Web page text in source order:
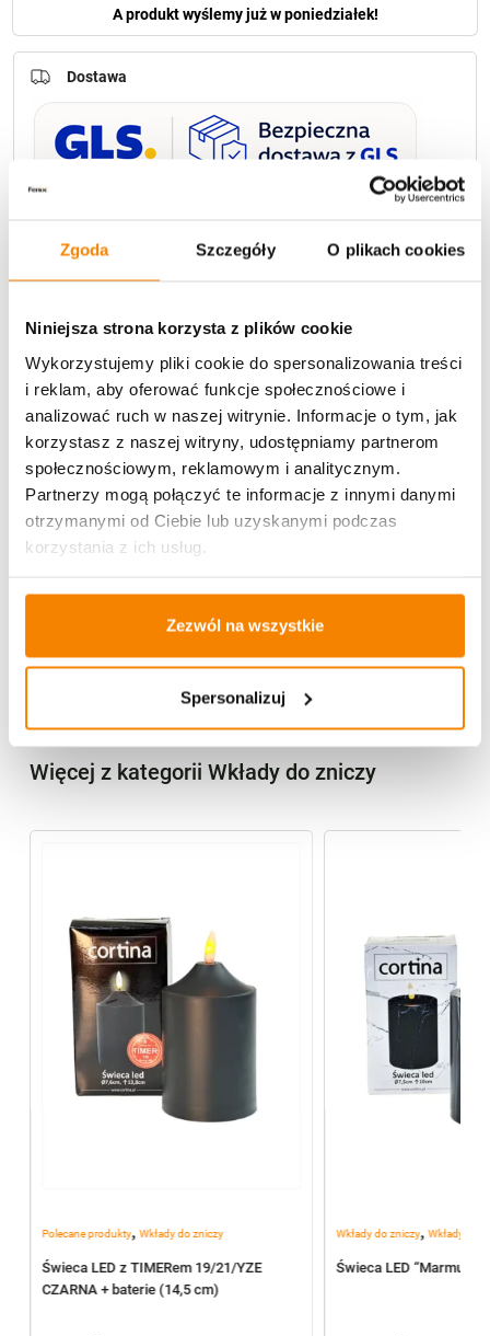
Zgoda Szczegóły O plikach cookies
Niniejsza strona korzysta z plików cookie
Wykorzystujemy pliki cookie do spersonalizowania treści
i reklam, aby oferować funkcje społecznościowe i
analizować ruch w naszej witrynie. Informacje o tym, jak
korzystasz z naszej witryny, udostępniamy partnerom
społecznościowym, reklamowym i analitycznym.
Partnerzy mogą połączyć te informacje z innymi danymi
otrzymanymi od Ciebie lub uzyskanymi podczas
korzystania z ich usług.
Zezwól na wszystkie
Spersonalizuj
Potrzebujesz większą ilość? Zapraszamy do naszej
hurtownii Przejdź do hurtowni B2B
Dostawa
Darmowa dostawa:
od 49 zł
A produkt wyślemy już w poniedziałek!
Więcej z kategorii Wkłady do zniczy
Polecane produkty, Wkłady do zniczy
Świeca LED z TIMERem 19/21/YZE
CZARNA + baterie (14,5 cm)
Wkłady do zniczy,Wkłady
Świeca LED “Marmur”